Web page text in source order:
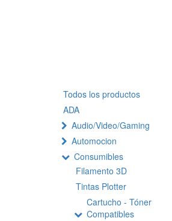
Todos los productos
ADA
Audio/Video/Gaming
Automocion
Consumibles
Filamento 3D
Tintas Plotter
Cartucho - Tóner
Compatibles